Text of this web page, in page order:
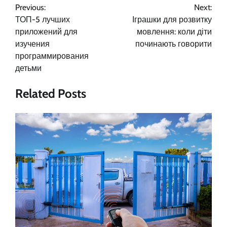
по
записям
Previous:
ТОП-5 лучших
приложений для
изучения
программирования
детьми
Next:
Іграшки для розвитку
мовлення: коли діти
починають говорити
Related Posts